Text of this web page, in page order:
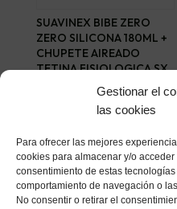
Gestionar el
las cookies
Para ofrecer las mejores
cookies para almacenar y/o
consentimiento de estas
comportamiento de navegación o
No consentir o retirar el
SUAVINEX BIBE ZERO
ZERO SILICONA 180ML +
CHUPETE AIREADO
TETINA FISIOLOGICA SX
Añadir al carrito